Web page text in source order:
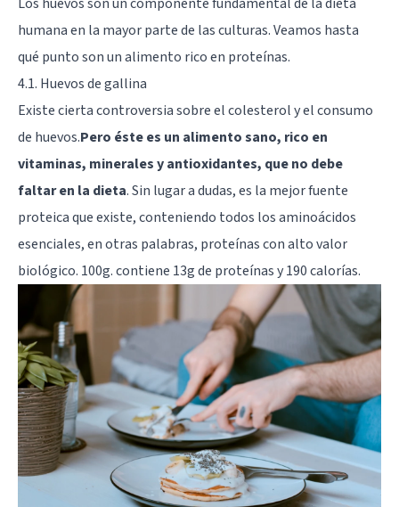
humana en la mayor parte de las culturas. Veamos hasta
qué punto son un alimento rico en proteínas.
4.1. Huevos de gallina
Existe cierta controversia sobre el colesterol y el consumo
de huevos.Pero éste es un alimento sano, rico en
vitaminas, minerales y antioxidantes, que no debe
faltar en la dieta. Sin lugar a dudas, es la mejor fuente
proteica que existe, conteniendo todos los aminoácidos
esenciales, en otras palabras, proteínas con alto valor
biológico. 100g. contiene 13g de proteínas y 190 calorías.